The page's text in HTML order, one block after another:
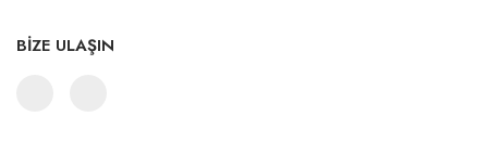
BİZE ULAŞIN